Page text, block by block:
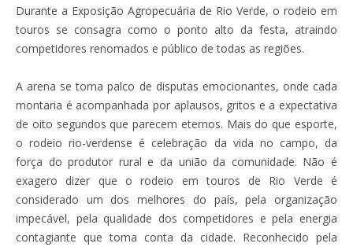
Durante a Exposição Agropecuária de Rio Verde, o rodeio em
touros se consagra como o ponto alto da festa, atraindo
competidores renomados e público de todas as regiões.
A arena se torna palco de disputas emocionantes, onde cada
montaria é acompanhada por aplausos, gritos e a expectativa
de oito segundos que parecem eternos. Mais do que esporte,
o rodeio rio-verdense é celebração da vida no campo, da
força do produtor rural e da união da comunidade. Não é
exagero dizer que o rodeio em touros de Rio Verde é
considerado um dos melhores do país, pela organização
impecável, pela qualidade dos competidores e pela energia
contagiante que toma conta da cidade. Reconhecido pela